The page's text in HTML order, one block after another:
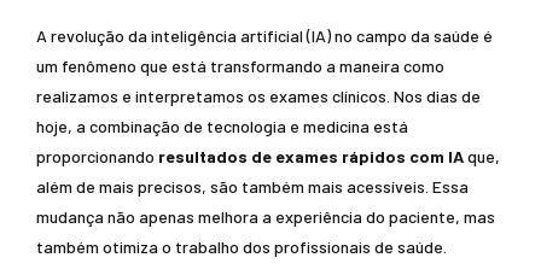
A revolução da inteligência artificial (IA) no campo da saúde é
um fenômeno que está transformando a maneira como
realizamos e interpretamos os exames clínicos. Nos dias de
hoje, a combinação de tecnologia e medicina está
proporcionando resultados de exames rápidos com IAque,
além de mais precisos, são também mais acessíveis. Essa
mudança não apenas melhora a experiência do paciente, mas
também otimiza o trabalho dos profissionais de saúde.